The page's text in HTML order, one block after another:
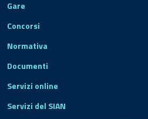
Gare
Concorsi
Normativa
Documenti
Servizi online
Servizi del SIAN